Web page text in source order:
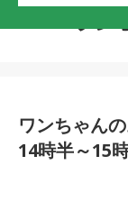
ワン
ワンちゃん
14時半～15